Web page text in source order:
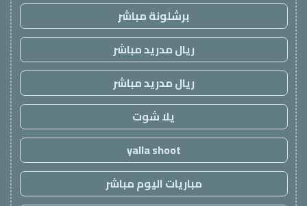
برشلونة مباشر
ريال مدريد مباشر
ريال مدريد مباشر
يلا شوت
yalla shoot
مباريات اليوم مباشر